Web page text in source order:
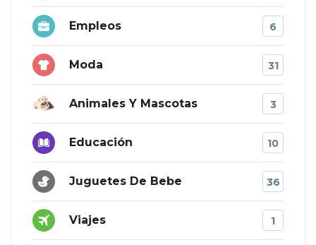
Empleos 6
Moda 31
Animales Y Mascotas 3
Educación 10
Juguetes De Bebe 36
Viajes 1